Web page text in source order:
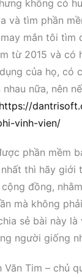
không có
và tìm phần
mắn tôi tìm
từ 2015 và có
của họ, có
nữa, nên
https://
vinh-vien/
phần mềm
thì hãy giới
đồng,
mà không
sẻ bài này là
người giống
Văn Tim – chủ